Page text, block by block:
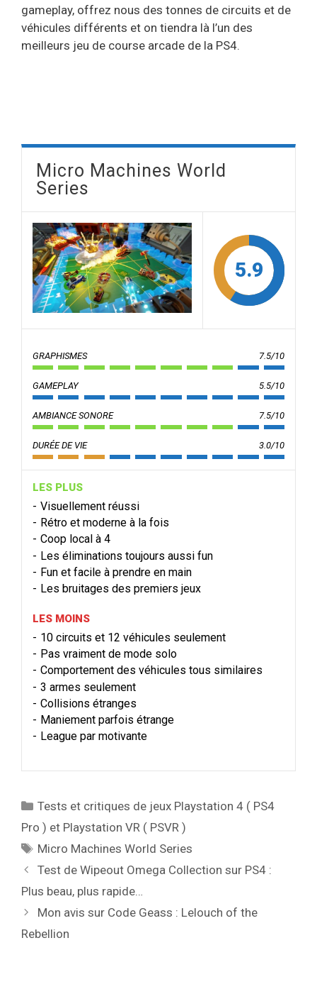
gameplay, offrez nous des tonnes de circuits et de
véhicules différents et on tiendra là l’un des
meilleurs jeu de course arcade de la PS4.
Micro Machines World
Series
5.9
GRAPHISMES 7.5/10
GAMEPLAY 5.5/10
AMBIANCE SONORE 7.5/10
DURÉE DE VIE 3.0/10
LES PLUS
Visuellement réussi
Rétro et moderne à la fois
Coop local à 4
Les éliminations toujours aussi fun
Fun et facile à prendre en main
Les bruitages des premiers jeux
LES MOINS
10 circuits et 12 véhicules seulement
Pas vraiment de mode solo
Comportement des véhicules tous similaires
3 armes seulement
Collisions étranges
Maniement parfois étrange
League par motivante
Catégories
Tests et critiques de jeux Playstation 4 ( PS4
Pro ) et Playstation VR ( PSVR )
Étiquettes
Micro Machines World Series
Test de Wipeout Omega Collection sur PS4 :
Plus beau, plus rapide…
Mon avis sur Code Geass : Lelouch of the
Rebellion